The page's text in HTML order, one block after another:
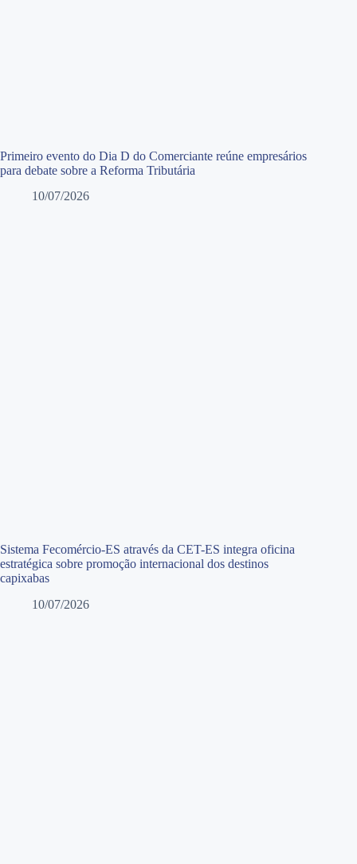
Primeiro evento do Dia D do Comerciante reúne empresários
para debate sobre a Reforma Tributária
10/07/2026
Sistema Fecomércio-ES através da CET-ES integra oficina
estratégica sobre promoção internacional dos destinos
capixabas
10/07/2026